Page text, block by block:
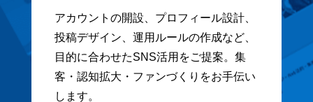
アカウントの開設、プロフィール設計、
投稿デザイン、運用ルールの作成など、
目的に合わせたSNS活用をご提案。集
客・認知拡大・ファンづくりをお手伝い
します。